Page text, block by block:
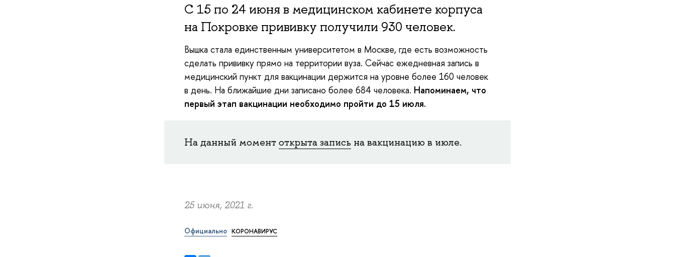
С 15 по 24 июня в медицинском кабинете корпуса
на Покровке прививку получили 930 человек.
Вышка стала единственным университетом в Москве, где есть возможность
сделать прививку прямо на территории вуза. Сейчас ежедневная запись в
медицинский пункт для вакцинации держится на уровне более 160 человек
в день. На ближайшие дни записано более 684 человека. Напоминаем, что
первый этап вакцинации необходимо пройти до 15 июля.
На данный моментоткрыта запись на вакцинацию в июле.
25 июня, 2021 г.
Официально КОРОНАВИРУС